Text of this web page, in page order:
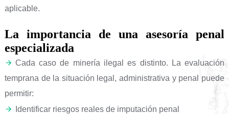
aplicable.
La importancia de una asesoría penal
especializada
Cada caso de minería ilegal es distinto. La evaluación
temprana de la situación legal, administrativa y penal puede
permitir:
Identificar riesgos reales de imputación penal